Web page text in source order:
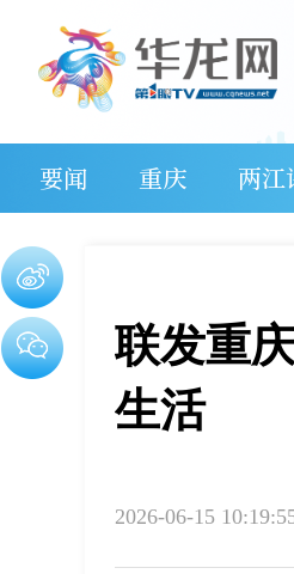
要闻 重庆 两江
联发重
生活
2026-06-15